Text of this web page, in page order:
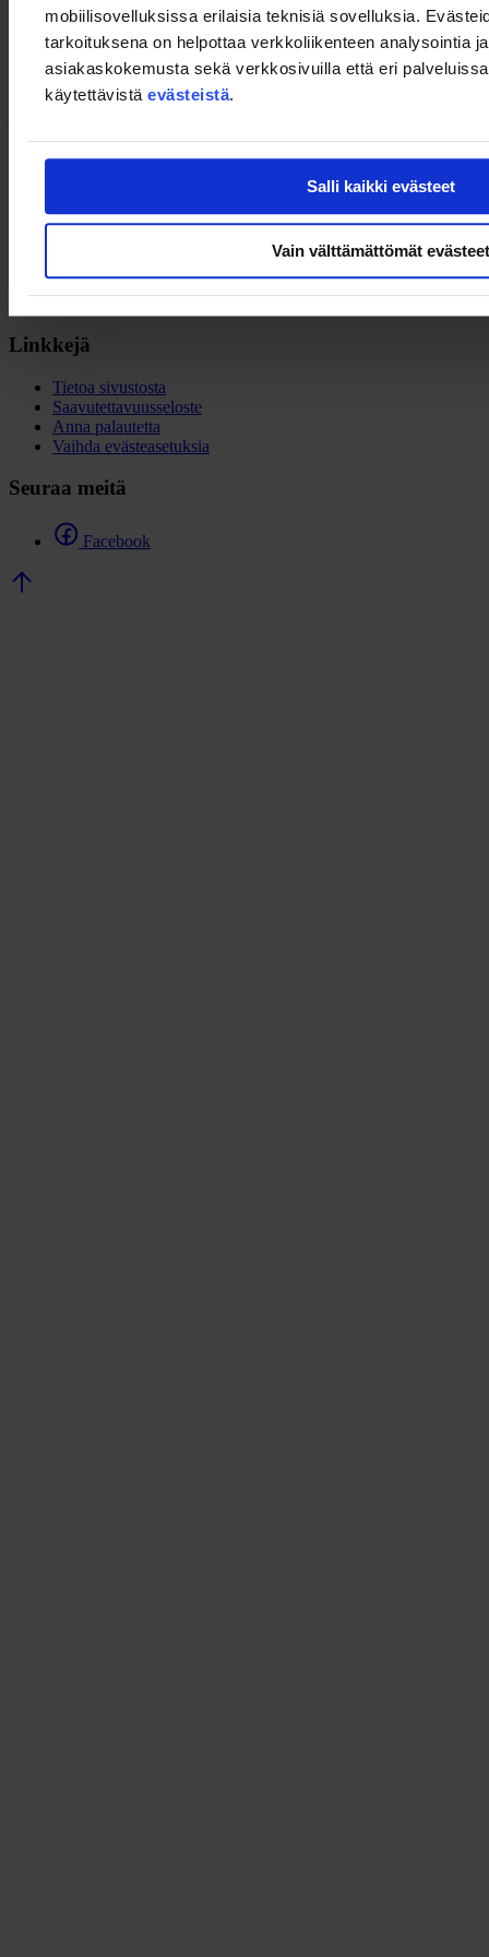
mobiilisovelluksissa erilaisia teknisiä sovelluksia.
tarkoituksena on helpottaa verkkoliikenteen analysointia
asiakaskokemusta sekä verkkosivuilla että eri
käytettävistä evästeistä.
Salli kaikki evästeet
Vain välttämättömät evästeet
Tilaisuuden juontaaSanna-Mari Jyräkoski, Keski-Suomen
Yrittäjät.
Ohjattu tilaisuus päättyy klo 15.30. Osallistujilla on mahdollisuus
Team Finland
00180 Helsinki
Linkkejä
Tietoa sivustosta
Saavutettavuusseloste
Anna palautetta
Vaihda evästeasetuksia
Seuraa meitä
Facebook